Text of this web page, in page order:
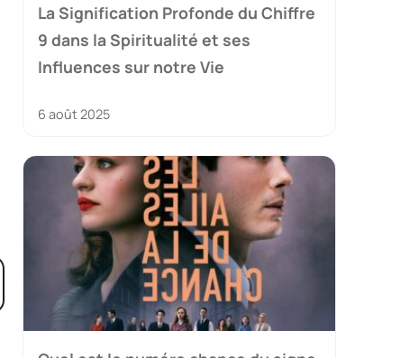
La Signification Profonde du Chiffre
9 dans la Spiritualité et ses
Influences sur notre Vie
6 août 2025